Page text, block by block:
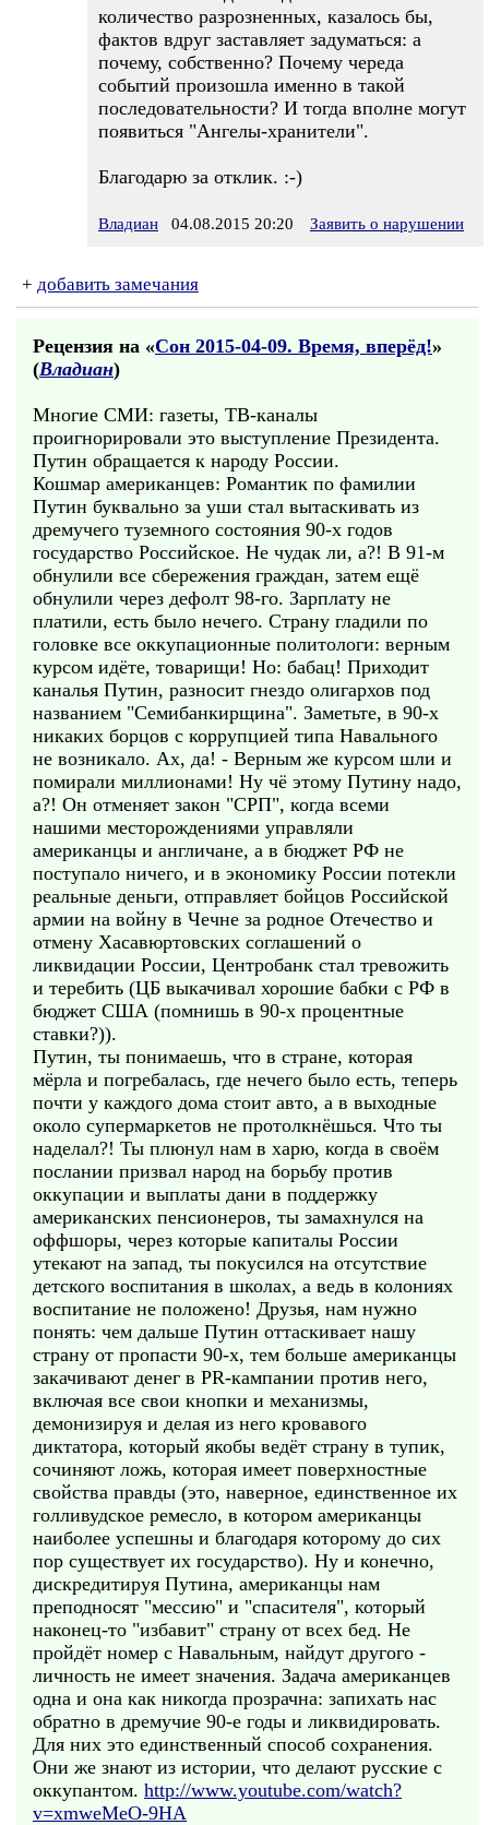
количество разрозненных, казалось бы,
фактов вдруг заставляет задуматься: а
почему, собственно? Почему череда
событий произошла именно в такой
последовательности? И тогда вполне могут
появиться "Ангелы-хранители".
Благодарю за отклик. :-)
Владиан 04.08.2015 20:20 Заявить о нарушении
+ добавить замечания
Рецензия на «Сон 2015-04-09. Время, вперёд!»
(Владиан)
Многие СМИ: газеты, ТВ-каналы
проигнорировали это выступление Президента.
Путин обращается к народу России.
Кошмар американцев: Романтик по фамилии
Путин буквально за уши стал вытаскивать из
дремучего туземного состояния 90-х годов
государство Российское. Не чудак ли, а?! В 91-м
обнулили все сбережения граждан, затем ещё
обнулили через дефолт 98-го. Зарплату не
платили, есть было нечего. Страну гладили по
головке все оккупационные политологи: верным
курсом идёте, товарищи! Но: бабац! Приходит
каналья Путин, разносит гнездо олигархов под
названием "Семибанкирщина". Заметьте, в 90-х
никаких борцов с коррупцией типа Навального
не возникало. Ах, да! - Верным же курсом шли и
помирали миллионами! Ну чё этому Путину надо,
а?! Он отменяет закон "СРП", когда всеми
нашими месторождениями управляли
американцы и англичане, а в бюджет РФ не
поступало ничего, и в экономику России потекли
реальные деньги, отправляет бойцов Российской
армии на войну в Чечне за родное Отечество и
отмену Хасавюртовских соглашений о
ликвидации России, Центробанк стал тревожить
и теребить (ЦБ выкачивал хорошие бабки с РФ в
бюджет США (помнишь в 90-х процентные
ставки?)).
Путин, ты понимаешь, что в стране, которая
мёрла и погребалась, где нечего было есть, теперь
почти у каждого дома стоит авто, а в выходные
около супермаркетов не протолкнёшься. Что ты
наделал?! Ты плюнул нам в харю, когда в своём
послании призвал народ на борьбу против
оккупации и выплаты дани в поддержку
американских пенсионеров, ты замахнулся на
оффшоры, через которые капиталы России
утекают на запад, ты покусился на отсутствие
детского воспитания в школах, а ведь в колониях
воспитание не положено! Друзья, нам нужно
понять: чем дальше Путин оттаскивает нашу
страну от пропасти 90-х, тем больше американцы
закачивают денег в PR-кампании против него,
включая все свои кнопки и механизмы,
демонизируя и делая из него кровавого
диктатора, который якобы ведёт страну в тупик,
сочиняют ложь, которая имеет поверхностные
свойства правды (это, наверное, единственное их
голливудское ремесло, в котором американцы
наиболее успешны и благодаря которому до сих
пор существует их государство). Ну и конечно,
дискредитируя Путина, американцы нам
преподносят "мессию" и "спасителя", который
наконец-то "избавит" страну от всех бед. Не
пройдёт номер с Навальным, найдут другого -
личность не имеет значения. Задача американцев
одна и она как никогда прозрачна: запихать нас
обратно в дремучие 90-е годы и ликвидировать.
Для них это единственный способ сохранения.
Они же знают из истории, что делают русские с
оккупантом. http://www.youtube.com/watch?
v=xmweMeO-9HA